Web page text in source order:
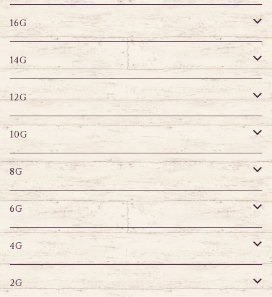
16G
10G
8G
6G
その他
ラブレット
キャプティブリング
ストレートバーベル
デザインバーベル
ラブレット
バナナバーベル
鼻ピアス
16G
キャプティブリング
ストレートバーベル
デザインバーベル
ラブレット
バナナバーベル
へそピアス
サーキュラー
スパイラル
14G
キャプティブリング
ストレートバーベル
デザインバーベル
ラブレット
バナナバーベル
へそピアス
サーキュラー
12G
キャプティブリング
ストレートバーベル
ラブレット
バナナバーベル
セグメントリング
10G
キャプティブリング
ストレートバーベル
ラブレット
バナナバーベル
8G
キャプティブリング
ストレートバーベル
ラブレット
6G
キャプティブリング
ストレートバーベル
4G
キャプティブリング
2G